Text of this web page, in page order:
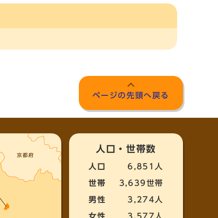
ページの先頭へ戻る
人口・世帯数
人口 6,851人
世帯 3,639世帯
男性 3,274人
女性 3,577人